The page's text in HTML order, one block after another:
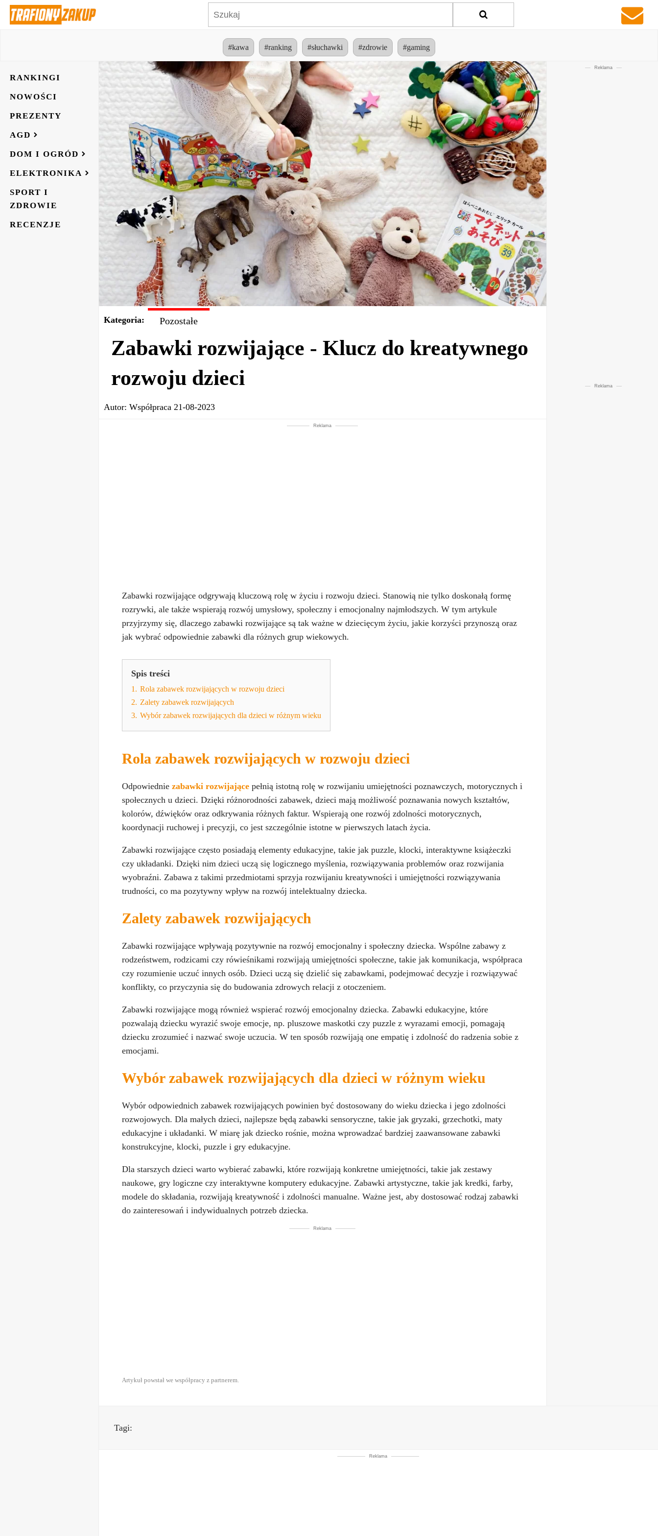
#kawa #ranking #słuchawki #zdrowie #gaming
RANKINGI
NOWOŚCI
PREZENTY
AGD
DOM I OGRÓD
ELEKTRONIKA
SPORT I
ZDROWIE
RECENZJE
Kategoria: Pozostałe
Zabawki rozwijające - Klucz do kreatywnego
rozwoju dzieci
Autor: Współpraca 21-08-2023
Reklama
Zabawki rozwijające odgrywają kluczową rolę w życiu i rozwoju dzieci. Stanowią nie tylko doskonałą formę
rozrywki, ale także wspierają rozwój umysłowy, społeczny i emocjonalny najmłodszych. W tym artykule
przyjrzymy się, dlaczego zabawki rozwijające są tak ważne w dziecięcym życiu, jakie korzyści przynoszą oraz
jak wybrać odpowiednie zabawki dla różnych grup wiekowych.
Spis treści
1. Rola zabawek rozwijających w rozwoju dzieci
2. Zalety zabawek rozwijających
3. Wybór zabawek rozwijających dla dzieci w różnym wieku
Rola zabawek rozwijających w rozwoju dzieci
Odpowiednie zabawki rozwijającepełnią istotną rolę w rozwijaniu umiejętności poznawczych, motorycznych i
społecznych u dzieci. Dzięki różnorodności zabawek, dzieci mają możliwość poznawania nowych kształtów,
kolorów, dźwięków oraz odkrywania różnych faktur. Wspierają one rozwój zdolności motorycznych,
koordynacji ruchowej i precyzji, co jest szczególnie istotne w pierwszych latach życia.
Zabawki rozwijające często posiadają elementy edukacyjne, takie jak puzzle, klocki, interaktywne książeczki
czy układanki. Dzięki nim dzieci uczą się logicznego myślenia, rozwiązywania problemów oraz rozwijania
wyobraźni. Zabawa z takimi przedmiotami sprzyja rozwijaniu kreatywności i umiejętności rozwiązywania
trudności, co ma pozytywny wpływ na rozwój intelektualny dziecka.
Zalety zabawek rozwijających
Zabawki rozwijające wpływają pozytywnie na rozwój emocjonalny i społeczny dziecka. Wspólne zabawy z
rodzeństwem, rodzicami czy rówieśnikami rozwijają umiejętności społeczne, takie jak komunikacja, współpraca
czy rozumienie uczuć innych osób. Dzieci uczą się dzielić się zabawkami, podejmować decyzje i rozwiązywać
konflikty, co przyczynia się do budowania zdrowych relacji z otoczeniem.
Zabawki rozwijające mogą również wspierać rozwój emocjonalny dziecka. Zabawki edukacyjne, które
pozwalają dziecku wyrazić swoje emocje, np. pluszowe maskotki czy puzzle z wyrazami emocji, pomagają
dziecku zrozumieć i nazwać swoje uczucia. W ten sposób rozwijają one empatię i zdolność do radzenia sobie z
emocjami.
Wybór zabawek rozwijających dla dzieci w różnym wieku
Wybór odpowiednich zabawek rozwijających powinien być dostosowany do wieku dziecka i jego zdolności
rozwojowych. Dla małych dzieci, najlepsze będą zabawki sensoryczne, takie jak gryzaki, grzechotki, maty
edukacyjne i układanki. W miarę jak dziecko rośnie, można wprowadzać bardziej zaawansowane zabawki
konstrukcyjne, klocki, puzzle i gry edukacyjne.
Dla starszych dzieci warto wybierać zabawki, które rozwijają konkretne umiejętności, takie jak zestawy
naukowe, gry logiczne czy interaktywne komputery edukacyjne. Zabawki artystyczne, takie jak kredki, farby,
modele do składania, rozwijają kreatywność i zdolności manualne. Ważne jest, aby dostosować rodzaj zabawki
do zainteresowań i indywidualnych potrzeb dziecka.
Reklama
Artykuł powstał we współpracy z partnerem.
Reklama
Reklama
Tagi:
Reklama